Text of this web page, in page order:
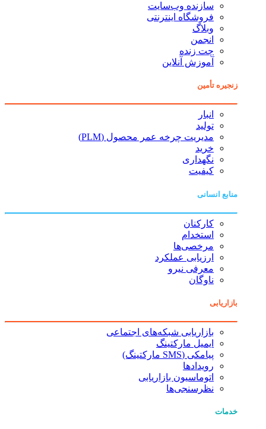
سازنده وب‌سایت
فروشگاه اینترنتی
وبلاگ
انجمن
چت زنده
آموزش آنلاین
زنجیره تأمین
انبار
تولید
مدیریت چرخه عمر محصول (PLM)
خرید
نگهداری
کیفیت
منابع انسانی
کارکنان
استخدام
مرخصی‌ها
ارزیابی عملکرد
معرفی نیرو
ناوگان
بازاریابی
بازاریابی شبکه‌های اجتماعی
ایمیل مارکتینگ
پیامکی (SMS مارکتینگ)
رویدادها
اتوماسیون بازاریابی
نظرسنجی‌ها
خدمات